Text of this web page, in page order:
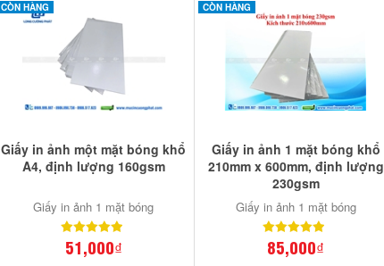
CÒN HÀNG
Giấy in ảnh một mặt bóng khổ
A4, định lượng 160gsm
Giấy in ảnh 1 mặt bóng
51,000₫
CÒN HÀNG
Giấy in ảnh 1 mặt bóng khổ
210mm x 600mm, định lượng
230gsm
Giấy in ảnh 1 mặt bóng
85,000₫